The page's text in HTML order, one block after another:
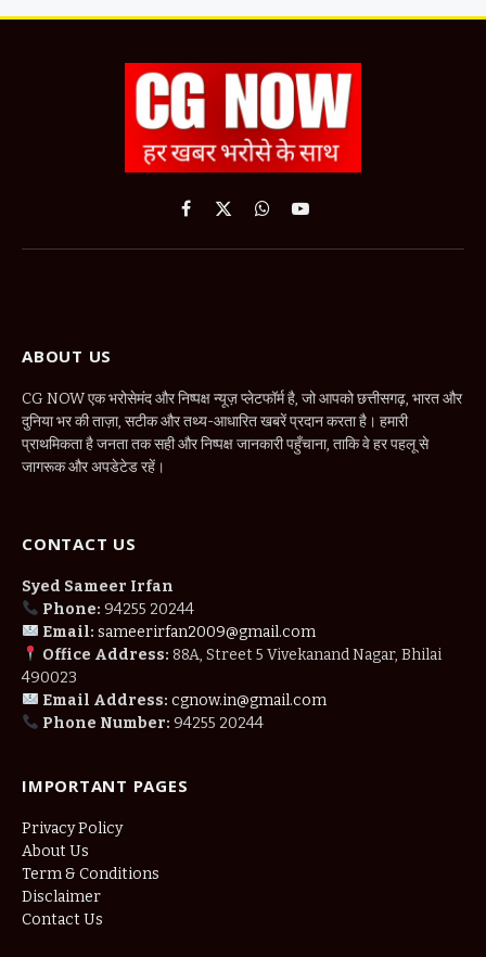
Facebook
X
WhatsApp
YouTube
ABOUT US
CG NOW एक भरोसेमंद और निष्पक्ष न्यूज़ प्लेटफॉर्म है, जो आपको छत्तीसगढ़, भारत और
दुनिया भर की ताज़ा, सटीक और तथ्य-आधारित खबरें प्रदान करता है। हमारी
प्राथमिकता है जनता तक सही और निष्पक्ष जानकारी पहुँचाना, ताकि वे हर पहलू से
जागरूक और अपडेटेड रहें।
CONTACT US
Syed Sameer Irfan
Phone: 94255 20244
Email: sameerirfan2009@gmail.com
Office Address: 88A, Street 5 Vivekanand Nagar, Bhilai
490023
Email Address: cgnow.in@gmail.com
Phone Number: 94255 20244
IMPORTANT PAGES
Privacy Policy
About Us
Term & Conditions
Disclaimer
Contact Us